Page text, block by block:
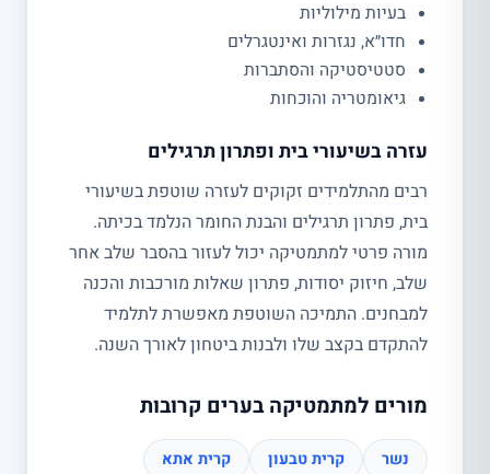
בעיות מילוליות
חדו״א, נגזרות ואינטגרלים
סטטיסטיקה והסתברות
גיאומטריה והוכחות
עזרה בשיעורי בית ופתרון תרגילים
רבים מהתלמידים זקוקים לעזרה שוטפת בשיעורי
בית, פתרון תרגילים והבנת החומר הנלמד בכיתה.
מורה פרטי למתמטיקה יכול לעזור בהסבר שלב אחר
שלב, חיזוק יסודות, פתרון שאלות מורכבות והכנה
למבחנים. התמיכה השוטפת מאפשרת לתלמיד
להתקדם בקצב שלו ולבנות ביטחון לאורך השנה.
מורים למתמטיקה בערים קרובות
נשר קרית טבעון קרית אתא